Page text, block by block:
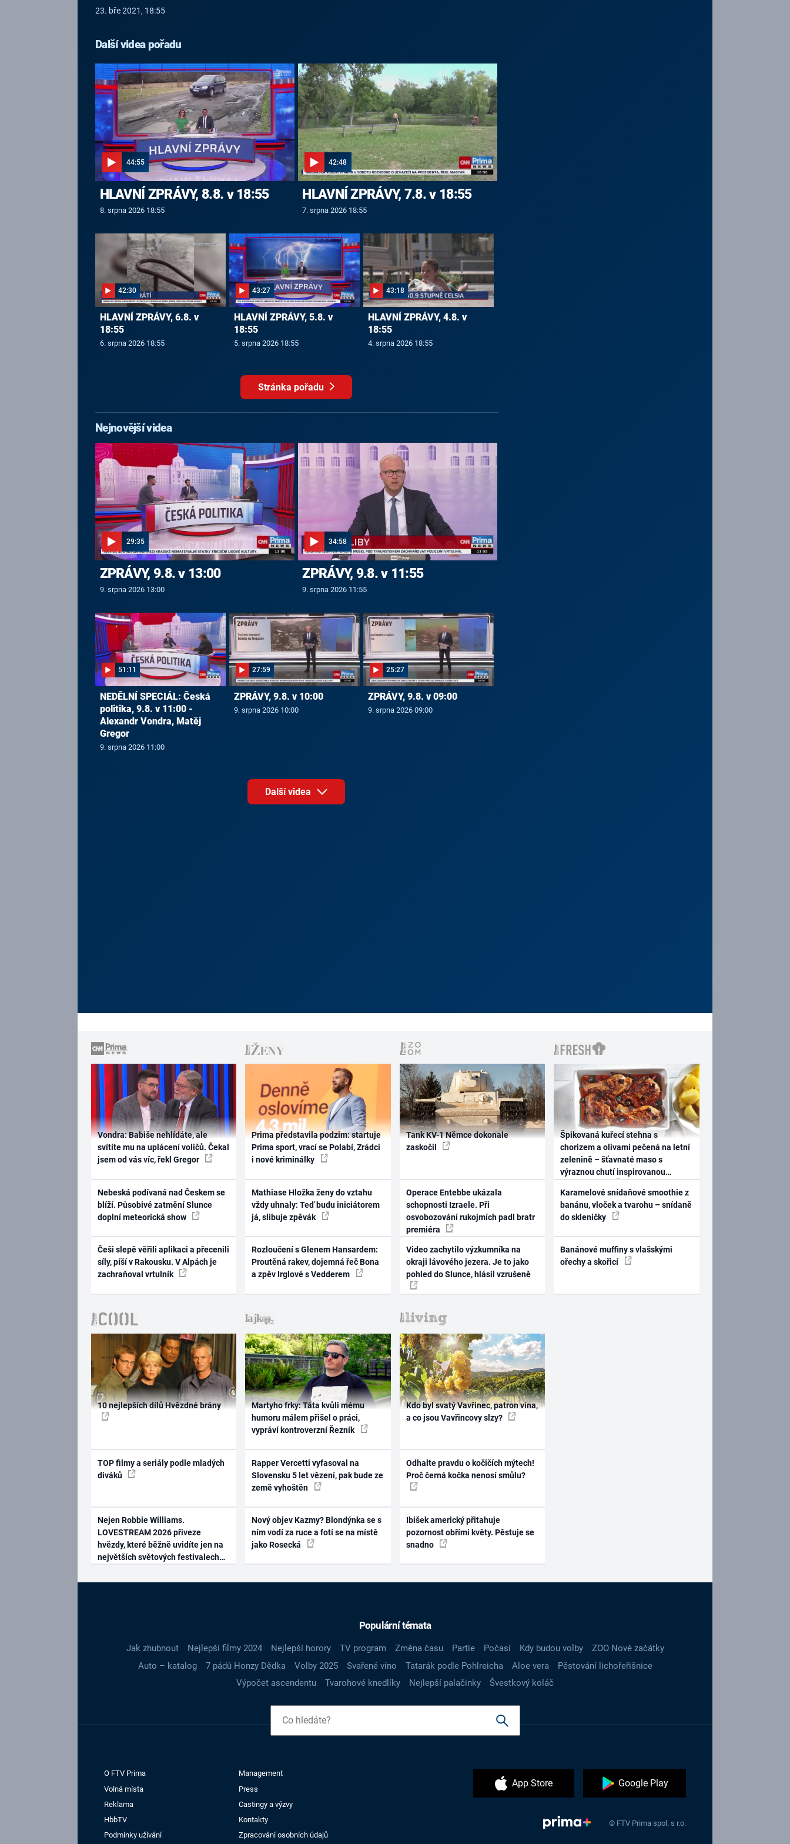
23. bře 2021, 18:55
Další videa pořadu
44:55
HLAVNÍ ZPRÁVY, 8.8. v 18:55
8. srpna 2026 18:55
42:48
HLAVNÍ ZPRÁVY, 7.8. v 18:55
7. srpna 2026 18:55
42:30
HLAVNÍ ZPRÁVY, 6.8. v
18:55
6. srpna 2026 18:55
43:27
HLAVNÍ ZPRÁVY, 5.8. v
18:55
5. srpna 2026 18:55
43:18
HLAVNÍ ZPRÁVY, 4.8. v
18:55
4. srpna 2026 18:55
Stránka pořadu
Nejnovější videa
29:35
ZPRÁVY, 9.8. v 13:00
9. srpna 2026 13:00
34:58
ZPRÁVY, 9.8. v 11:55
9. srpna 2026 11:55
51:11
NEDĚLNÍ SPECIÁL: Česká
politika, 9.8. v 11:00 -
Alexandr Vondra, Matěj
Gregor
9. srpna 2026 11:00
27:59
ZPRÁVY, 9.8. v 10:00
9. srpna 2026 10:00
25:27
ZPRÁVY, 9.8. v 09:00
9. srpna 2026 09:00
Další videa
Vondra: Babiše nehlídáte, ale
svítíte mu na uplácení voličů. Čekal
jsem od vás víc, řekl Gregor
Nebeská podívaná nad Českem se
blíží. Působivé zatmění Slunce
doplní meteorická show
Češi slepě věřili aplikaci a přecenili
síly, píší v Rakousku. V Alpách je
zachraňoval vrtulník
Prima představila podzim: startuje
Prima sport, vrací se Polabí, Zrádci
i nové kriminálky
Mathiase Hložka ženy do vztahu
vždy uhnaly: Teď budu iniciátorem
já, slibuje zpěvák
Rozloučení s Glenem Hansardem:
Proutěná rakev, dojemná řeč Bona
a zpěv Irglové s Vedderem
Tank KV-1 Němce dokonale
zaskočil
Operace Entebbe ukázala
schopnosti Izraele. Při
osvobozování rukojmích padl bratr
premiéra
Video zachytilo výzkumníka na
okraji lávového jezera. Je to jako
pohled do Slunce, hlásil vzrušeně
Špikovaná kuřecí stehna s
chorizem a olivami pečená na letní
zelenině – šťavnaté maso s
výraznou chutí inspirovanou
Karamelové snídaňové smoothie z
banánu, vloček a tvarohu – snídaně
do skleničky
Banánové muffiny s vlašskými
ořechy a skořicí
10 nejlepších dílů Hvězdné brány
TOP filmy a seriály podle mladých
diváků
Nejen Robbie Williams.
LOVESTREAM 2026 přiveze
hvězdy, které běžně uvidíte jen na
největších světových festivalech
Martyho frky: Táta kvůli mému
humoru málem přišel o práci,
vypráví kontroverzní Řezník
Rapper Vercetti vyfasoval na
Slovensku 5 let vězení, pak bude ze
země vyhoštěn
Nový objev Kazmy? Blondýnka se s
ním vodí za ruce a fotí se na místě
jako Rosecká
Kdo byl svatý Vavřinec, patron vína,
a co jsou Vavřincovy slzy?
Odhalte pravdu o kočičích mýtech!
Proč černá kočka nenosí smůlu?
Ibišek americký přitahuje
pozornost obřími květy. Pěstuje se
snadno
Populární témata
Jak zhubnout Nejlepší filmy 2024 Nejlepší horory TV program Změna času Partie Počasí Kdy budou volby
ZOO Nové začátky
Auto – katalog
7 pádů Honzy Dědka Volby 2025 Svařené víno Tatarák podle Pohlreicha Aloe vera
Pěstování lichořeřišnice
Výpočet ascendentu
Tvarohové knedlíky Nejlepší palačinky Švestkový koláč
O FTV Prima
Management
Volná místa
Press
Reklama
Castingy a výzvy
HbbTV
Kontakty
Podmínky užívání
Zpracování osobních údajů
App Store Google Play
© FTV Prima spol. s r.o.